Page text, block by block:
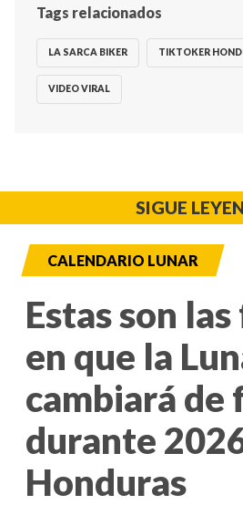
Tags relacionados
LA SARCA BIKER TIKTOKER
VIDEO VIRAL
SIGUE
CALENDARIO LUNAR
Estas son
en que la
cambiará de
durante
Honduras